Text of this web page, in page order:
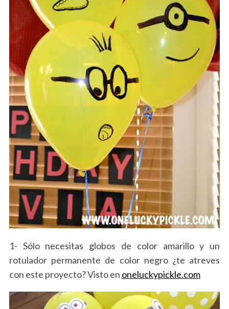
1- Sólo necesitas globos de color amarillo y un
rotulador permanente de color negro ¿te atreves
con este proyecto? Visto en oneluckypickle.com